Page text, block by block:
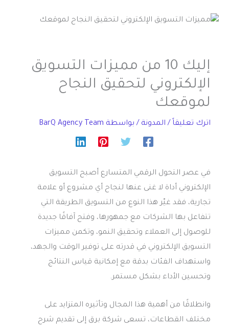
إليك 10 من مميزات التسويق
الإلكتروني لتحقيق النجاح
لموقعك
اترك تعليقاً / المدونة / بواسطة BarQ Agency Team
في عصر التحول الرقمي المتسارع أصبح التسويق
الإلكتروني أداة لا غنى عنها لنجاح أي مشروع أو علامة
تجارية، فقد غيّر هذا النوع من التسويق الطريقة التي
تتفاعل بها الشركات مع جمهورها، وفتح آفاقًا جديدة
للوصول إلى العملاء وتحقيق النمو، وتكمن مميزات
التسويق الإلكتروني في قدرته على توفير الوقت والجهد،
واستهداف الفئات بدقة مع إمكانية قياس النتائج
وتحسين الأداء بشكل مستمر.
وانطلاقًا من أهمية هذا المجال وتأثيره المتزايد على
مختلف القطاعات، تسعى شركة برق إلى تقديم شرح